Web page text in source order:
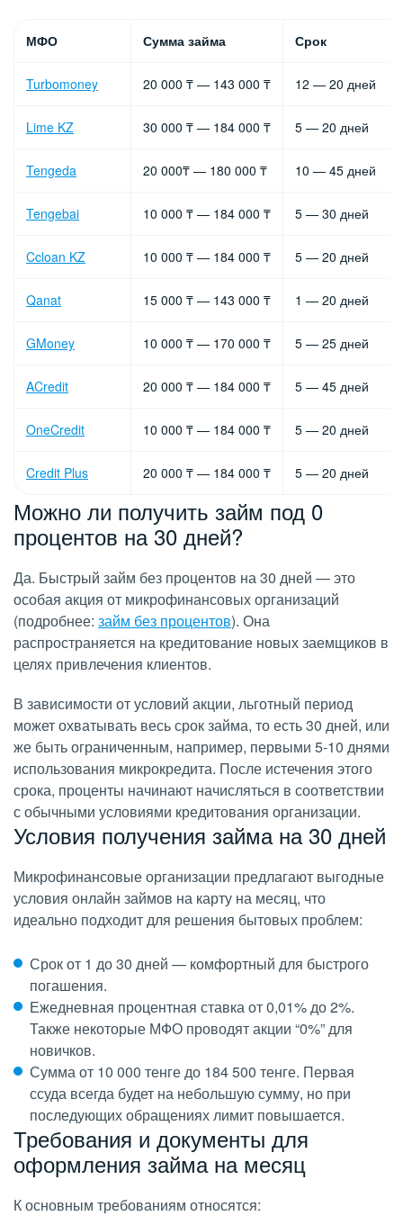
МФО Сумма займа Срок
Turbomoney 20 000 ₸ — 143 000 ₸ 12 — 20 дней
Lime KZ 30 000 ₸ — 184 000 ₸ 5 — 20 дней
Tengeda 20 000₸ — 180 000 ₸ 10 — 45 дней
Tengebai 10 000 ₸ — 184 000 ₸ 5 — 30 дней
Ccloan KZ 10 000 ₸ — 184 000 ₸ 5 — 20 дней
Qanat 15 000 ₸ — 143 000 ₸ 1 — 20 дней
GMoney 10 000 ₸ — 170 000 ₸ 5 — 25 дней
ACredit 20 000 ₸ — 184 000 ₸ 5 — 45 дней
OneCredit 10 000 ₸ — 184 000 ₸ 5 — 20 дней
Credit Plus 20 000 ₸ — 184 000 ₸ 5 — 20 дней
Можно ли получить займ под 0
процентов на 30 дней?
Да. Быстрый займ без процентов на 30 дней — это
особая акция от микрофинансовых организаций
(подробнее: займ без процентов). Она
распространяется на кредитование новых заемщиков в
целях привлечения клиентов.
В зависимости от условий акции, льготный период
может охватывать весь срок займа, то есть 30 дней, или
же быть ограниченным, например, первыми 5-10 днями
использования микрокредита. После истечения этого
срока, проценты начинают начисляться в соответствии
с обычными условиями кредитования организации.
Условия получения займа на 30 дней
Микрофинансовые организации предлагают выгодные
условия онлайн займов на карту на месяц, что
идеально подходит для решения бытовых проблем:
Срок от 1 до 30 дней — комфортный для быстрого
погашения.
Ежедневная процентная ставка от 0,01% до 2%.
Также некоторые МФО проводят акции “0%” для
новичков.
Сумма от 10 000 тенге до 184 500 тенге. Первая
ссуда всегда будет на небольшую сумму, но при
последующих обращениях лимит повышается.
Требования и документы для
оформления займа на месяц
К основным требованиям относятся: